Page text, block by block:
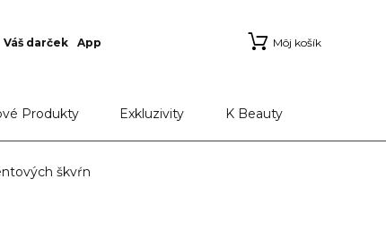
Váš darček App Môj košík
Produkty Exkluzivity K Beauty
škvŕn